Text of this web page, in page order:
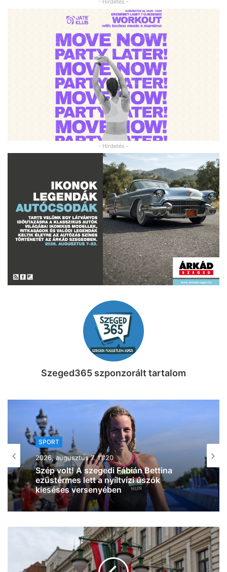
- Hirdetés -
Szeged365 szponzorált tartalom
SPORT
2026, augusztus 6. 16:01
A szegedi Takács Benedek ezüstérmes
lett a Squash Egyetemi
Világbajnokságon (fotó)